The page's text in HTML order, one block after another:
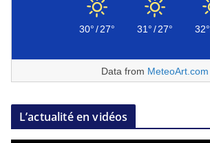
30°/27° 31°/27° 32°
Data from MeteoArt.com
L’actualité en vidéos